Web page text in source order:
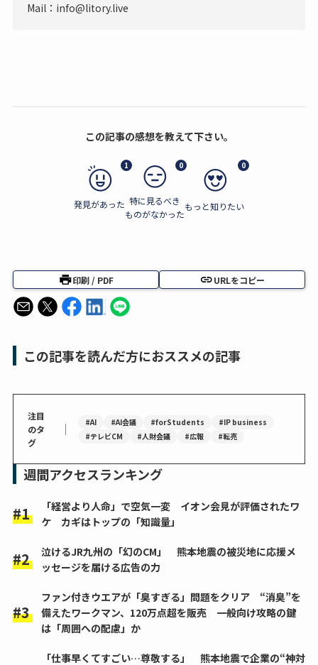
Mail：info@litory.live
この記事の感想を教えて下さい。
1
発見があった
0
特に見るべき
ものがなかった
0
もっと知りたい
印刷 / PDF URLをコピー
この記事を読んだ方におススメの記事
注目
のタ
グ
｜ #AI #AI会議 #forStudents
#IP business
#テレビCM
#人財会議 #広報 #転売
週間アクセスランキング
「経営より人命」で空気一変 イオン会見が評価されたワ
ケ カギはトップの「知識量」
泣けるJR九州の「幻のCM」 熊本地震の被災地に応援メ
ッセージを届ける広告の力
ファン付きウエアが「臭すぎる」問題をクリア “消臭”を
備えたワークマン、120万点超を販売 一般向け攻略の鍵
は「周囲への配慮」か
「仕事早くてすごい…尊敬する」 熊本地震で企業の“神対